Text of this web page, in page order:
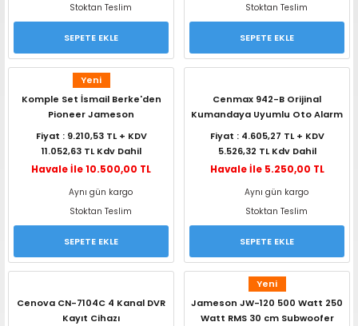
Stoktan Teslim
SEPETE EKLE
Stoktan Teslim
SEPETE EKLE
Yeni
Komple Set İsmail Berke'den
Pioneer Jameson
Fiyat : 9.210,53 TL + KDV
11.052,63 TL Kdv Dahil
Havale İle 10.500,00 TL
Aynı gün kargo
Stoktan Teslim
SEPETE EKLE
Cenmax 942-B Orijinal
Kumandaya Uyumlu Oto Alarm
Fiyat : 4.605,27 TL + KDV
5.526,32 TL Kdv Dahil
Havale İle 5.250,00 TL
Aynı gün kargo
Stoktan Teslim
SEPETE EKLE
Cenova CN-7104C 4 Kanal DVR
Kayıt Cihazı
Yeni
Jameson JW-120 500 Watt 250
Watt RMS 30 cm Subwoofer